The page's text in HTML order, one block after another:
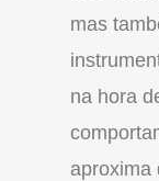
mas
na hora
aproxima